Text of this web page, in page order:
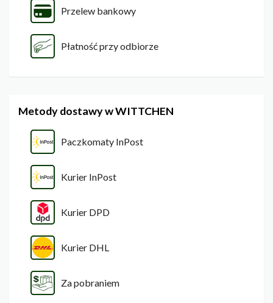
Przelew bankowy
Płatność przy odbiorze
Metody dostawy w WITTCHEN
Paczkomaty InPost
Kurier InPost
Kurier DPD
Kurier DHL
Za pobraniem